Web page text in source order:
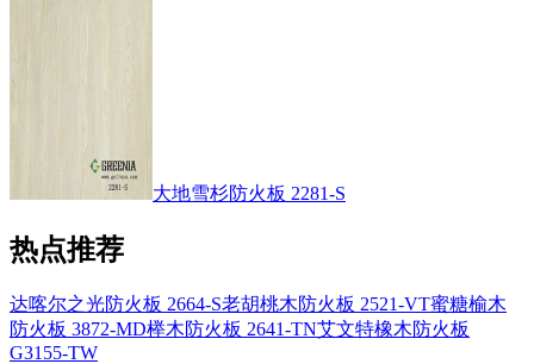
大地雪杉防火板 2281-S
热点推荐
达喀尔之光防火板 2664-S老胡桃木防火板 2521-VT蜜糖榆木
防火板 3872-MD榉木防火板 2641-TN艾文特橡木防火板
G3155-TW